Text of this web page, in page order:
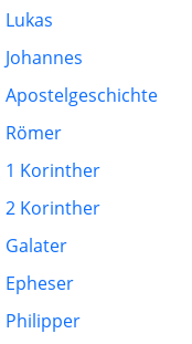
Lukas
Johannes
Apostelgeschichte
Römer
1 Korinther
2 Korinther
Galater
Epheser
Philipper